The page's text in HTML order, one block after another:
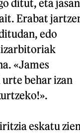
ditut, eta jasan
Erabat
edo
«James
behar izan
eskatu